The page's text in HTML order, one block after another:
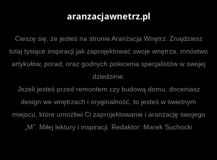
aranzacjawnetrz.pl
Cieszę się, że jesteś na stronie Aranżacja Wnętrz. Znajdziesz
tutaj tysiące inspiracji jak zaprojektować swoje wnętrza, mnóstwo
artykułów, porad, oraz godnych polecenia specjalistów w swojej
dziedzinie.
Jeżeli jesteś przed remontem czy budową domu, doceniasz
design we wnętrzach i oryginalność, to jesteś w świetnym
miejscu, które umożliwi Ci zaprojektowanie i aranżację swojego
„M”. Miłej lektury i inspiracji. Redaktor: Marek Suchocki